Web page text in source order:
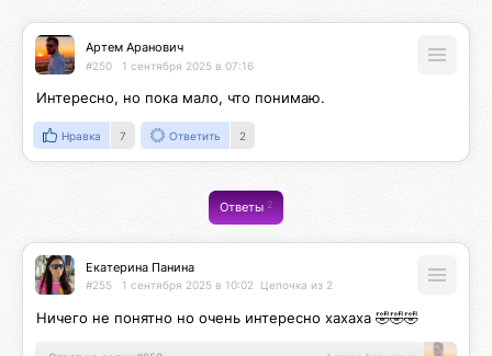
Артем Аранович
#250 1 сентября 2025 в 07:16
Интересно, но пока мало, что понимаю.
Нравка 7 Ответить 2
Ответы 2
Екатерина Панина
#255 1 сентября 2025 в 10:02 Цепочка из 2
Ничего не понятно но очень интересно хахаха 🤣🤣🤣